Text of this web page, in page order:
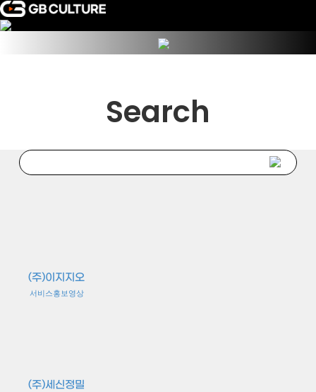
Search
(주)이지지오
서비스홍보영상
(주)세신정밀